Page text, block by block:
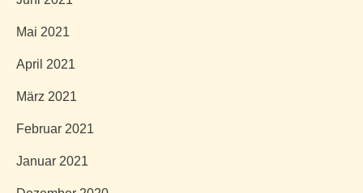
Mai 2021
April 2021
März 2021
Februar 2021
Januar 2021